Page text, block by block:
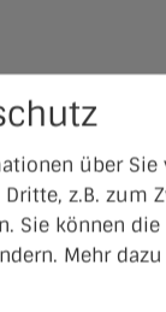
An der
über Sie
z.B. zum
Sie können die
Mehr